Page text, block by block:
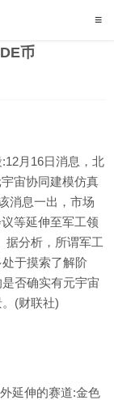
币
月16日消息，北
宙协同建模仿真
消息一出，市场
等延伸至军工领
据分析，所谓军工
于摸索了解阶
否确实有元宇宙
(财联社)
延伸的赛道:金色